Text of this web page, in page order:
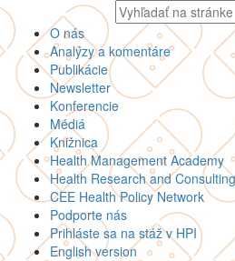
Vyhľadávaný
text
O nás
Analýzy a komentáre
Publikácie
Newsletter
Konferencie
Médiá
Knižnica
Health Management Academy
Health Research and Consulting
CEE Health Policy Network
Podporte nás
Prihláste sa na stáž v HPI
English version